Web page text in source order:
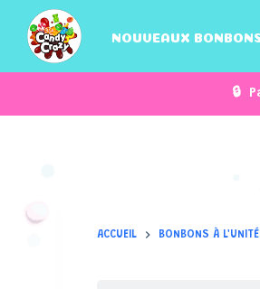
s
e
c
NOUVEAUX
🔒
ACCUEIL BONBONS À L'UNITÉ